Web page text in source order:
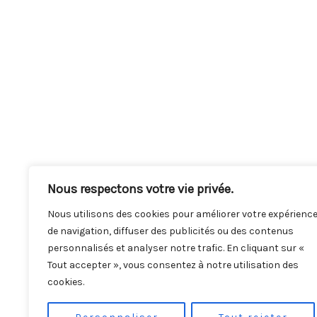
Nous respectons votre vie privée.
Nous utilisons des cookies pour améliorer votre expérience
de navigation, diffuser des publicités ou des contenus
personnalisés et analyser notre trafic. En cliquant sur «
Tout accepter », vous consentez à notre utilisation des
cookies.